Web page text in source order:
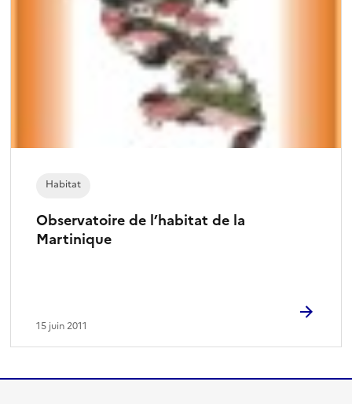
Observatoire de l’habitat de la
Martinique
Habitat
15 juin 2011